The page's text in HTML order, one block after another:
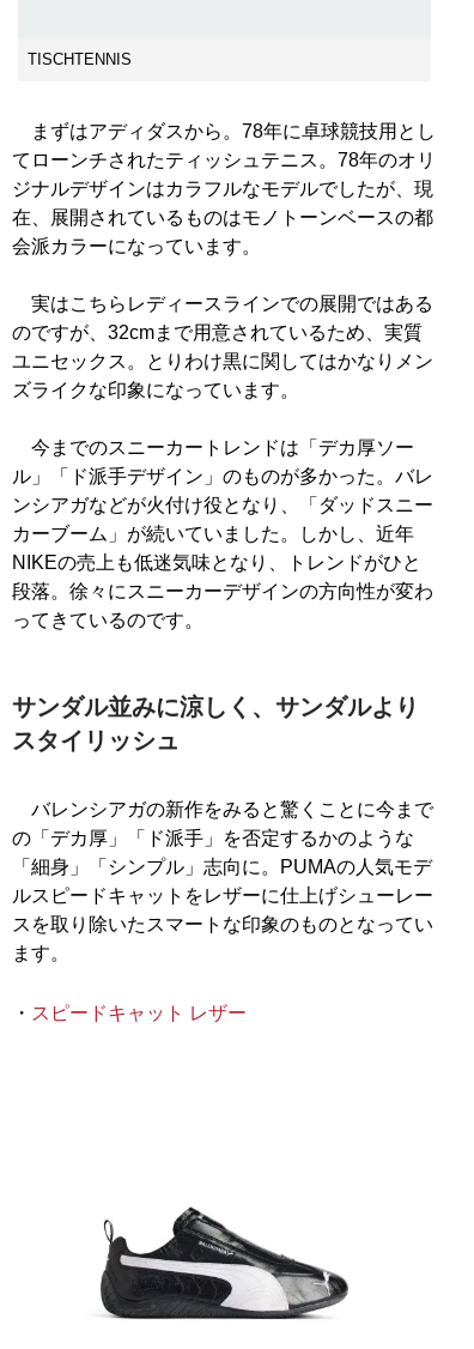
TISCHTENNIS
まずはアディダスから。78年に卓球競技用とし
てローンチされたティッシュテニス。78年のオリ
ジナルデザインはカラフルなモデルでしたが、現
在、展開されているものはモノトーンベースの都
会派カラーになっています。
実はこちらレディースラインでの展開ではある
のですが、32cmまで用意されているため、実質
ユニセックス。とりわけ黒に関してはかなりメン
ズライクな印象になっています。
今までのスニーカートレンドは「デカ厚ソー
ル」「ド派手デザイン」のものが多かった。バレ
ンシアガなどが火付け役となり、「ダッドスニー
カーブーム」が続いていました。しかし、近年
NIKEの売上も低迷気味となり、トレンドがひと
段落。徐々にスニーカーデザインの方向性が変わ
ってきているのです。
サンダル並みに涼しく、サンダルより
スタイリッシュ
バレンシアガの新作をみると驚くことに今まで
の「デカ厚」「ド派手」を否定するかのような
「細身」「シンプル」志向に。PUMAの人気モデ
ルスピードキャットをレザーに仕上げシューレー
スを取り除いたスマートな印象のものとなってい
ます。
・ スピードキャット レザー